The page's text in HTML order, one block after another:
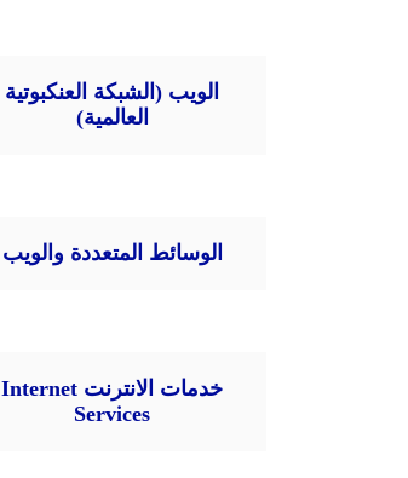
الويب (الشبكة العنكبوتية
العالمية)
الوسائط المتعددة والويب
خدمات الانترنت Internet
Services